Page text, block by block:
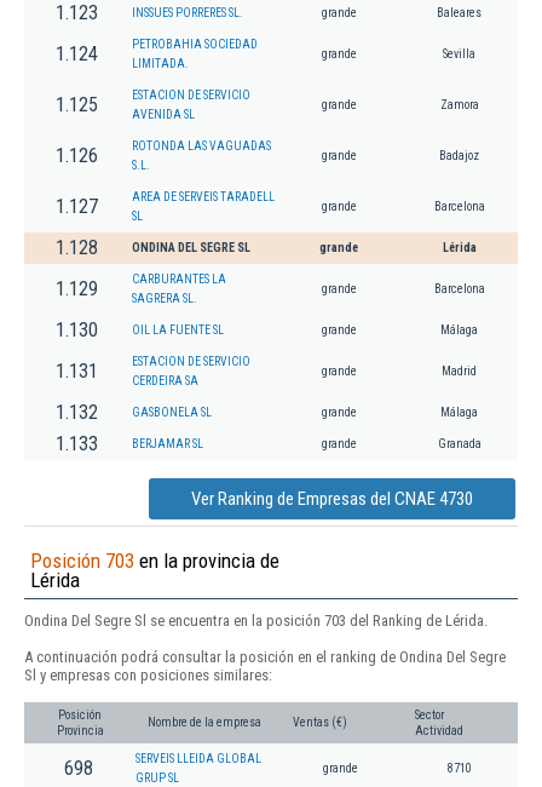
1.123 INSSUES PORRERES SL. grande Baleares
1.124
PETROBAHIA SOCIEDAD
LIMITADA.
grande Sevilla
1.125
ESTACION DE SERVICIO
AVENIDA SL
grande Zamora
1.126
ROTONDA LAS VAGUADAS
S.L.
grande Badajoz
1.127
AREA DE SERVEIS TARADELL
SL
grande Barcelona
1.128 ONDINA DEL SEGRE SL grande Lérida
1.129
CARBURANTES LA
SAGRERA SL.
grande Barcelona
1.130 OIL LA FUENTE SL grande Málaga
1.131
ESTACION DE SERVICIO
CERDEIRA SA
grande Madrid
1.132 GASBONELA SL grande Málaga
1.133 BERJAMAR SL grande Granada
Ver Ranking de Empresas del CNAE 4730
Posición 703 en la provincia de
Lérida
Ondina Del Segre Sl se encuentra en la posición 703 del Ranking de Lérida.
A continuación podrá consultar la posición en el ranking de Ondina Del Segre
Sl y empresas con posiciones similares:
Posición
Provincia
Nombre de la empresa Ventas (€)
Sector
Actividad
698
SERVEIS LLEIDA GLOBAL
GRUP SL
grande 8710